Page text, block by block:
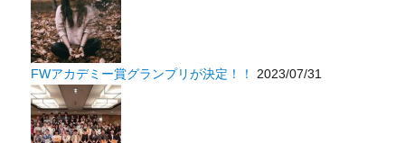
FWアカデミー賞グランプリが決定！！ 2023/07/31